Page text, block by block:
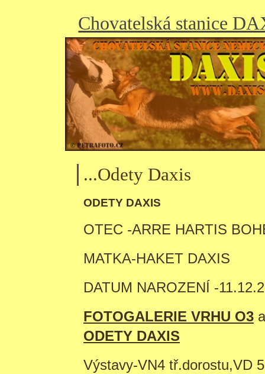
Chovatelská stanice
...Odety Daxis
ODETY DAXIS
OTEC -ARRE HARTIS
MATKA-HAKET DAXIS
DATUM NAROZENÍ -
FOTOGALERIE VRHU O3
ODETY DAXIS
Výstavy-VN4 tř.dorostu,VD